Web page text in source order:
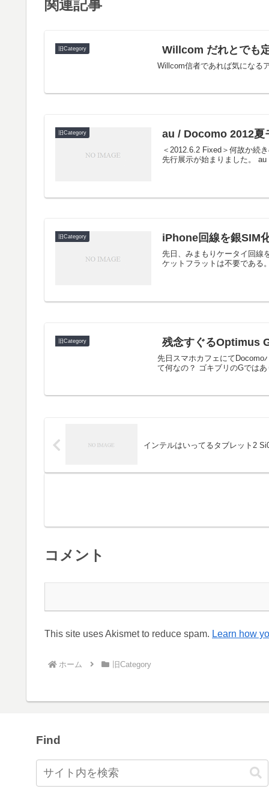
関連記事
旧Category Willcom だれとでも
Willcom信者であれば気になる
旧Category au / Docomo 2012夏
＜2012.6.2 Fixed＞何故か続
先行展示が始まりました。
旧Category iPhone回線を銀SIM
先日、みまもりケータイ回線
ケットフラットは不要である
旧Category 残念すぐるOptimus
先日スマホカフェにてDocomo
て何なの？ ゴキブリのGでは
インテルはいってるタブレット2
コメント
This site uses Akismet to reduce spam. Learn how
ホーム 旧Category
Find